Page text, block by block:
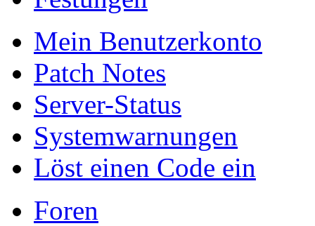
Mein Benutzerkonto
Patch Notes
Server-Status
Systemwarnungen
Löst einen Code ein
Foren